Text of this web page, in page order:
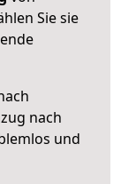
Sie sie
nach
und